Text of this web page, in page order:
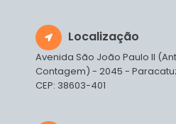
Localização
Avenida São João Paulo II
Contagem) - 2045 -
CEP: 38603-401